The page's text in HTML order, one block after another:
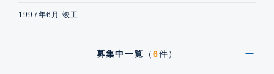
1997年6月 竣工
募集中一覧 （6件）